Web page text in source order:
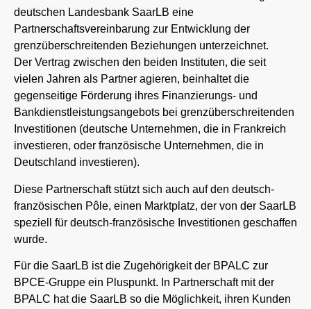
deutschen Landesbank SaarLB eine
Partnerschaftsvereinbarung zur Entwicklung der
grenzüberschreitenden Beziehungen unterzeichnet.
Der Vertrag zwischen den beiden Instituten, die seit
vielen Jahren als Partner agieren, beinhaltet die
gegenseitige Förderung ihres Finanzierungs- und
Bankdienstleistungsangebots bei grenzüberschreitenden
Investitionen (deutsche Unternehmen, die in Frankreich
investieren, oder französische Unternehmen, die in
Deutschland investieren).
Diese Partnerschaft stützt sich auch auf den deutsch-
französischen Pôle, einen Marktplatz, der von der SaarLB
speziell für deutsch-französische Investitionen geschaffen
wurde.
Für die SaarLB ist die Zugehörigkeit der BPALC zur
BPCE-Gruppe ein Pluspunkt. In Partnerschaft mit der
BPALC hat die SaarLB so die Möglichkeit, ihren Kunden